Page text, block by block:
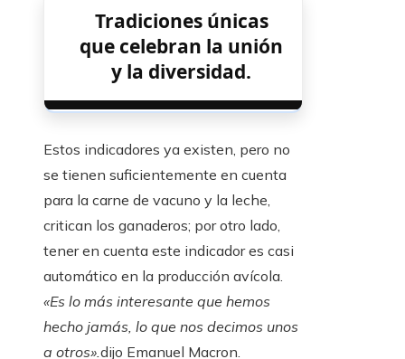
Tradiciones únicas
que celebran la unión
y la diversidad.
Estos indicadores ya existen, pero no
se tienen suficientemente en cuenta
para la carne de vacuno y la leche,
critican los ganaderos; por otro lado,
tener en cuenta este indicador es casi
automático en la producción avícola.
«Es lo más interesante que hemos
hecho jamás, lo que nos decimos unos
a otros». dijo Emanuel Macron.